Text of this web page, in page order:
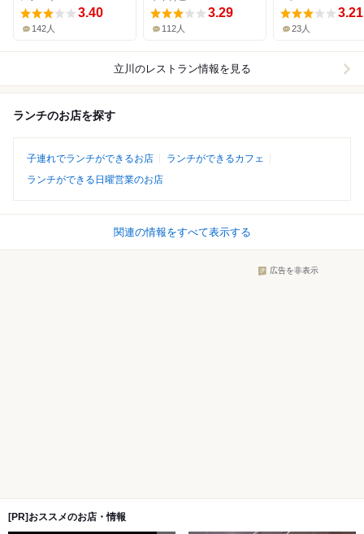
3.40
142人
3.29
112人
3.21
23人
立川 のレストラン情報を見る
ランチのお店を探す
子連れでランチができるお店
ランチができるカフェ
ランチができる日曜営業のお店
関連の情報をすべて表示する
広告を非表示
[PR]おススメのお店・情報